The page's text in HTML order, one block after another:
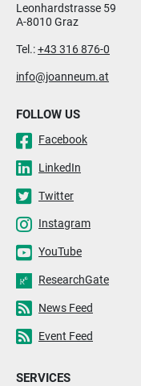
Leonhardstrasse 59
A-8010 Graz
Tel.:+43 316 876-0
info@joanneum.at
FOLLOW US
Facebook
LinkedIn
Twitter
Instagram
YouTube
ResearchGate
News Feed
Event Feed
SERVICES